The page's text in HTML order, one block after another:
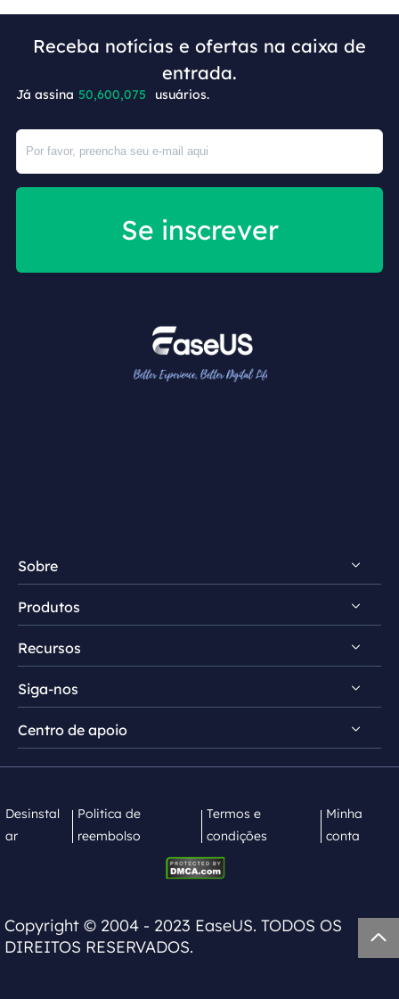
Receba notícias e ofertas na caixa de
entrada.
Já assina 50,600,075 usuários.
Se inscrever
Sobre
Conheça EaseUS
Comentários e prêmios
Contrato de licença
Produtos
RecExperts para Windows
RecExperts para Mac
Screen Recorder Online
Recursos
Dicas de gravação de tela
Mac App Store
Siga-nos
  
Centro de apoio
Desinstal
ar
Politica de
reembolso
Termos e
condições
Minha
conta
Copyright © 2004 - 2023 EaseUS. TODOS OS
DIREITOS RESERVADOS.

+9